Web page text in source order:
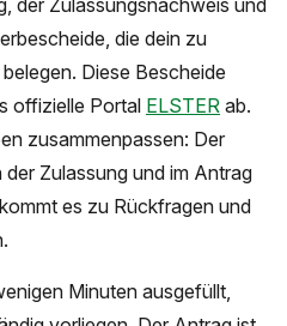
der Zulassungsnachweis und
die dein zu
Diese Bescheide
offizielle Portal ELSTER ab.
zusammenpassen: Der
Zulassung und im Antrag
es zu Rückfragen und
Minuten ausgefüllt,